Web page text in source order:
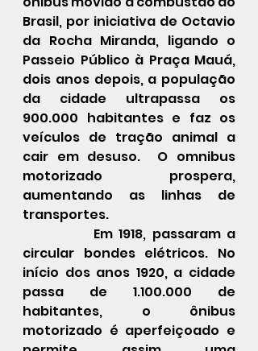
Brasil, por iniciativa de Octavio
da Rocha Miranda, ligando o
Passeio Público à Praça Mauá,
dois anos depois, a população
da cidade ultrapassa os
900.000 habitantes e faz os
veículos de tração animal a
cair em desuso.  O omnibus
motorizado prospera,
aumentando as linhas de
transportes.
            Em
1918, passaram a
circular bondes elétricos. No
início dos anos 1920, a cidade
passa de 1.100.000 de
habitantes, o ônibus
motorizado é aperfeiçoado e